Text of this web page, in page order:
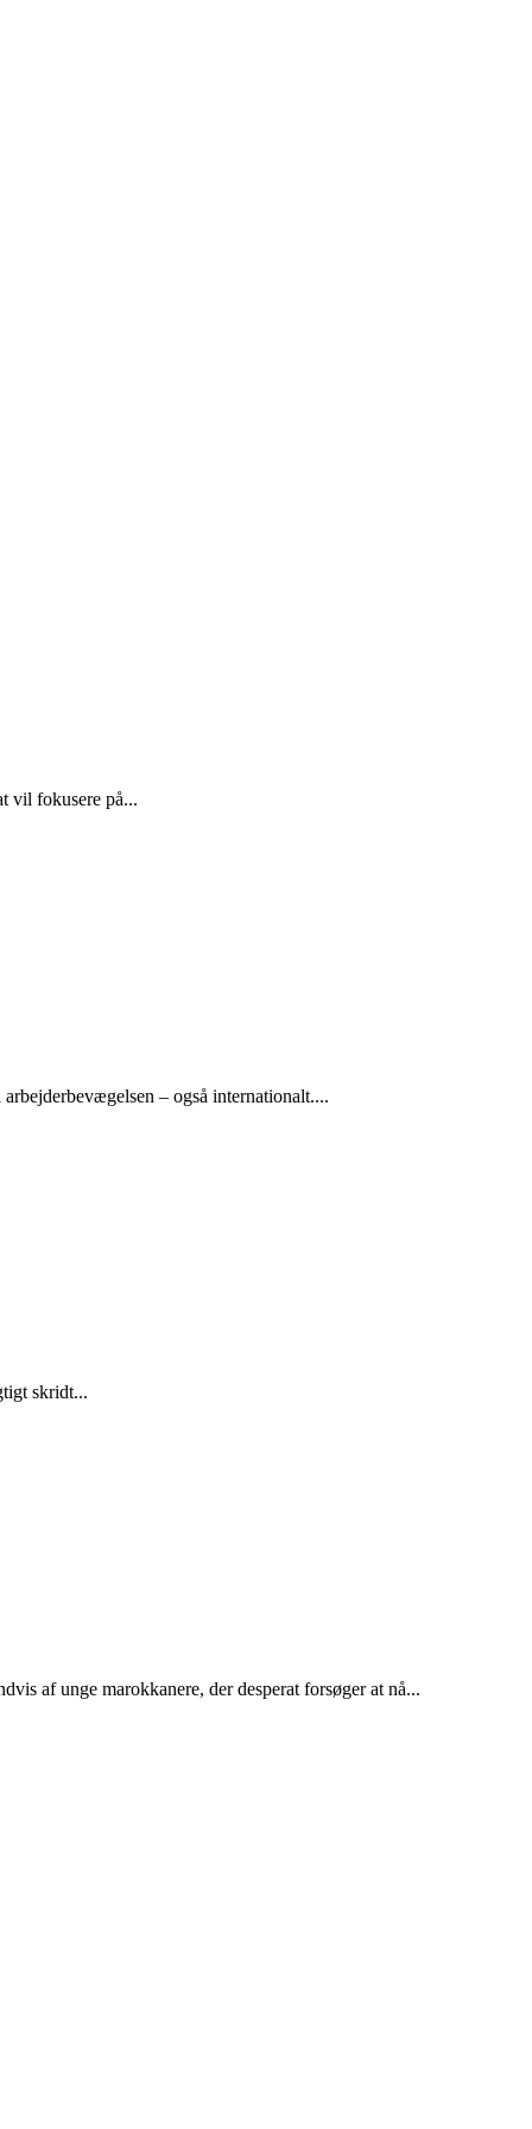
vil fokusere på...
– også internationalt....
skridt...
af unge marokkanere, der desperat forsøger at nå...